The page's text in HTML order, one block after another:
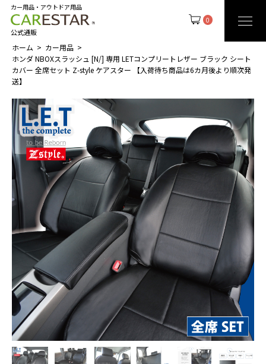
0
カー用品・アウトドア用品
公式通販
ホーム
カー用品
ホンダ NBOXスラッシュ [N/] 専用 LETコンプリートレザー ブラック シート
カバー 全席セット Z-style ケアスター 【入荷待ち商品は6カ月後より順次発
送】